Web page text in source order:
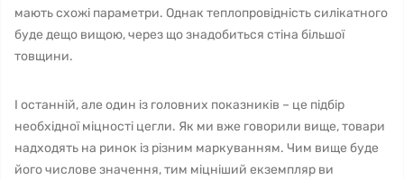
мають схожі параметри. Однак теплопровідність силікатного
буде дещо вищою, через що знадобиться стіна більшої
товщини.
І останній, але один із головних показників – це підбір
необхідної міцності цегли. Як ми вже говорили вище, товари
надходять на ринок із різним маркуванням. Чим вище буде
його числове значення, тим міцніший екземпляр ви